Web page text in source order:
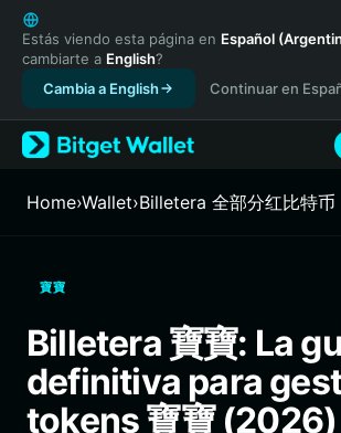
English
日本語
Tiếng Việt
Русский
Español (Latinoamérica)
Türkçe
Français
繁體中文
Bahasa Indonesia
ภาษาไทย
हिन्दी
Estás viendo esta página en Español
cambiarte a English?
Cambia a English
Continuar en
Home›Wallet›Billetera 全部分红比特币
寶寶
Billetera 寶寶: La
definitiva para
tokens 寶寶 (2026)